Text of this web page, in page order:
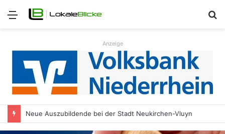
Menü
Anzeige
Neue Auszubildende bei der Stadt Neukirchen-Vluyn